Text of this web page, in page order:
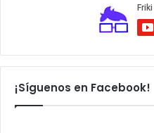
¡Síguenos en Facebook!